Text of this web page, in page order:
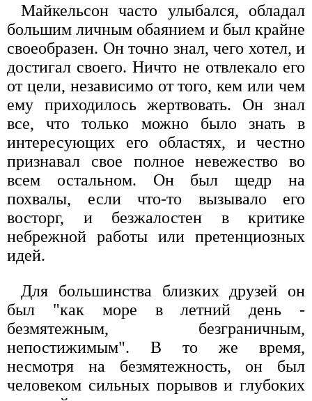
Майкельсон часто улыбался, обладал
большим личным обаянием и был крайне
своеобразен. Он точно знал, чего хотел, и
достигал своего. Ничто не отвлекало его
от цели, независимо от того, кем или чем
ему приходилось жертвовать. Он знал
все, что только можно было знать в
интересующих его областях, и честно
признавал свое полное невежество во
всем остальном. Он был щедр на
похвалы, если что-то вызывало его
восторг, и безжалостен в критике
небрежной работы или претенциозных
идей.
Для большинства близких друзей он
был "как море в летний день -
безмятежным, безграничным,
непостижимым". В то же время,
несмотря на безмятежность, он был
человеком сильных порывов и глубоких